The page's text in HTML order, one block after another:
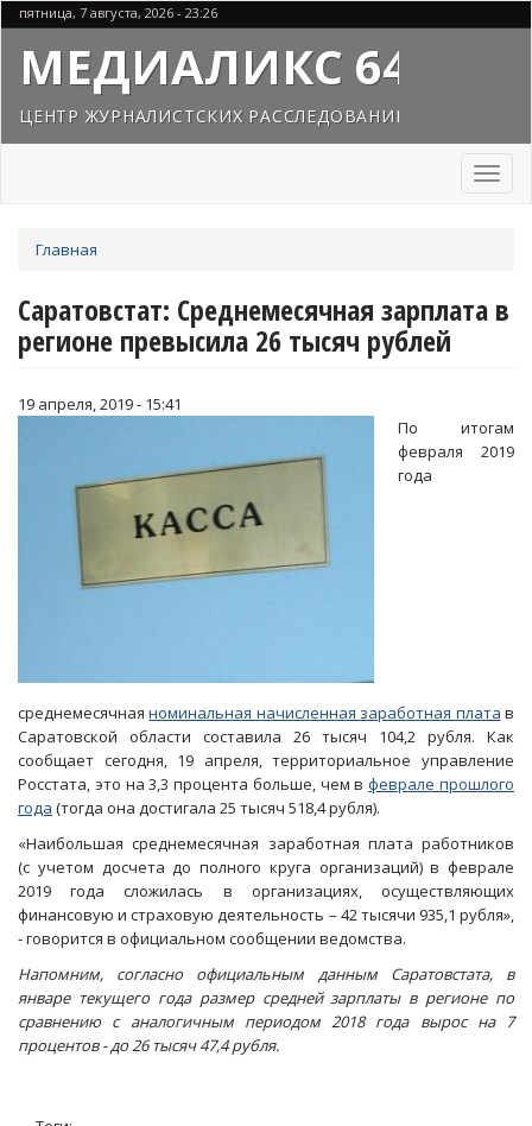
Перейти
к
основному
содержанию
пятница, 7 августа, 2026 - 23:26
МЕДИАЛИКС 64
ЦЕНТР ЖУРНАЛИСТСКИХ РАССЛЕДОВАНИЙ
Toggle
здесь
Главная
Саратовстат: Среднемесячная зарплата в
регионе превысила 26 тысяч рублей
19 апреля, 2019 - 15:41
По итогам
февраля 2019
года
среднемесячнаяноминальная начисленная заработная плата в
Саратовской области составила 26 тысяч 104,2 рубля. Как
сообщает сегодня, 19 апреля, территориальное управление
Росстата, это на 3,3 процента больше, чем вфеврале прошлого
года (тогда она достигала 25 тысяч 518,4 рубля).
«Наибольшая среднемесячная заработная плата работников
(с учетом досчета до полного круга организаций) в феврале
2019 года сложилась в организациях, осуществляющих
финансовую и страховую деятельность – 42 тысячи 935,1 рубля»,
- говорится в официальном сообщении ведомства.
Напомним, согласно официальным данным Саратовстата, в
январе текущего года размер средней зарплаты в регионе по
сравнению с аналогичным периодом 2018 года вырос на 7
процентов - до 26 тысяч 47,4 рубля.